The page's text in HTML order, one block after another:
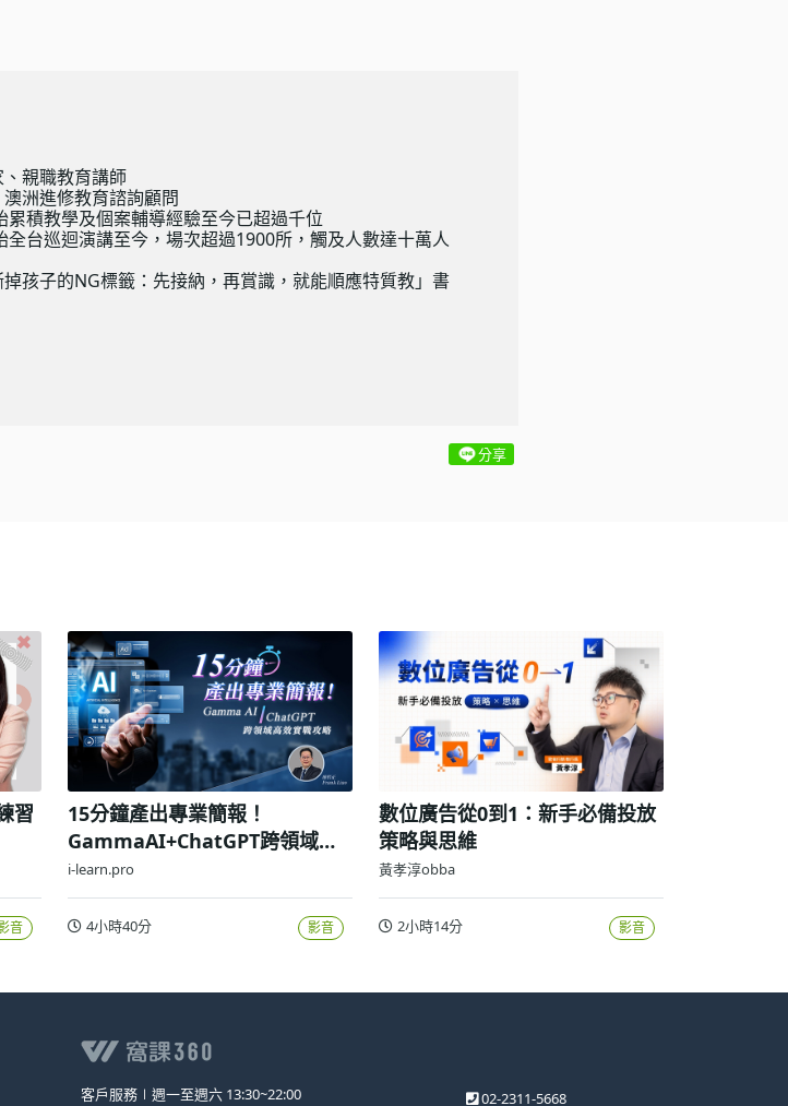
親職教育講師
洲進修教育諮詢顧問
積教學及個案輔導經驗至今已超過千位
台巡迴演講至今，場次超過1900所，觸及人數達十萬人
孩子的NG標籤：先接納，再賞識，就能順應特質教」書
分享
習
音
15分鐘產出專業簡報！
GammaAI+ChatGPT跨領域高
效實戰攻略
i-learn.pro
4小時40分 影音
數位廣告從0到1：新手必備投放
策略與思維
黃孝淳obba
2小時14分 影音
客戶服務∣ 週一至週六 13:30~22:00 02-2311-5668